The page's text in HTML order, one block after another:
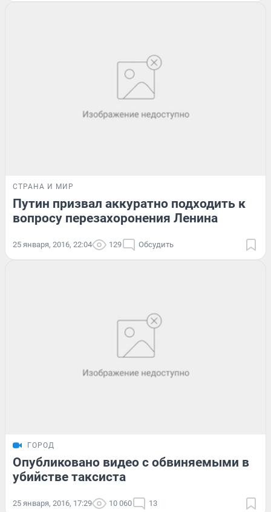
СТРАНА И МИР
Путин призвал аккуратно подходить к
вопросу перезахоронения Ленина
25 января, 2016, 22:04 129 Обсудить
ГОРОД
Опубликовано видео с обвиняемыми в
убийстве таксиста
25 января, 2016, 17:29 10 060 13